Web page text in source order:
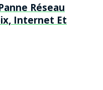
Réseau
Internet Et